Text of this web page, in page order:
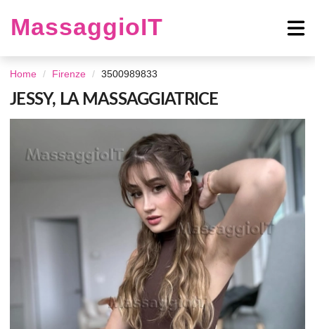
MassaggioIT
Home Firenze 3500989833
JESSY, LA MASSAGGIATRICE